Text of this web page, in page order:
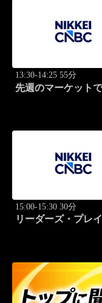
13:30-14:25 55分
先週のマーケット
15:00-15:30 30分
リーダーズ・プレ